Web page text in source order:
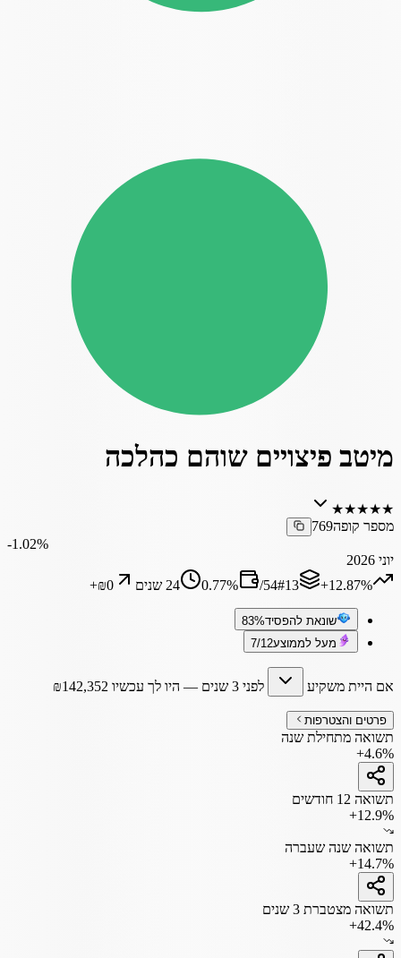
מיטב פיצויים שוהם כהלכה
★
★
★
★
★
מספר קופה769
‎-1.02%
יוני 2026
‎+12.87%
#13
/54
0.77% 24 שנים +₪0
שונאת להפסיד83%
מעל לממוצע7/12
אם היית משקיע לפני 3 שנים — היו לך עכשיו ₪142,352
פרטים והצטרפות
תשואה מתחילת שנה
+4.6%
תשואה 12 חודשים
+12.9%
תשואה שנה שעברה
+14.7%
תשואה מצטברת 3 שנים
+42.4%